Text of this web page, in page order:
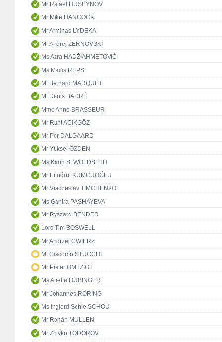
Mr Rafael HUSEYNOV
Mr Mike HANCOCK
Mr Arminas LYDEKA
Mr Andrej ZERNOVSKI
Ms Azra HADŽIAHMETOVIĆ
Ms Mailis REPS
M. Bernard MARQUET
M. Denis BADRÉ
Mme Anne BRASSEUR
Mr Ruhi AÇIKGÖZ
Mr Per DALGAARD
Mr Yüksel ÖZDEN
Ms Karin S. WOLDSETH
Mr Ertuğrul KUMCUOĞLU
Mr Viacheslav TIMCHENKO
Ms Ganira PASHAYEVA
Mr Ryszard BENDER
Lord Tim BOSWELL
Mr Andrzej CWIERZ
M. Giacomo STUCCHI
Mr Pieter OMTZIGT
Ms Anette HÜBINGER
Mr Johannes RÖRING
Ms Ingjerd Schie SCHOU
Mr Rónán MULLEN
Mr Zhivko TODOROV